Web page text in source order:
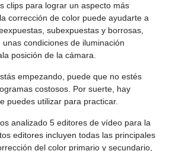
clips para lograr un aspecto más
corrección de color puede ayudarte a
subexpuestas y borrosas,
condiciones de iluminación
posición de la cámara.
empezando, puede que no estés
costosos. Por suerte, hay
puedes utilizar para practicar.
analizado 5 editores de vídeo para la
editores incluyen todas las principales
del color primario y secundario,